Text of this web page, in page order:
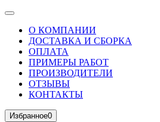
О КОМПАНИИ
ДОСТАВКА И СБОРКА
ОПЛАТА
ПРИМЕРЫ РАБОТ
ПРОИЗВОДИТЕЛИ
ОТЗЫВЫ
КОНТАКТЫ
Избранное0